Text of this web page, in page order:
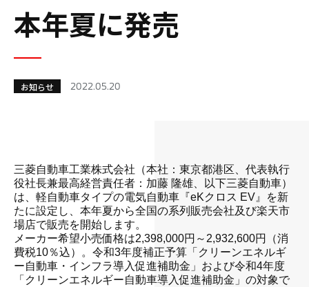
本年夏に発売
お知らせ 2022.05.20
三菱自動車工業株式会社（本社：東京都港区、代表執行
役社長兼最高経営責任者：加藤 隆雄、以下三菱自動車）
は、軽自動車タイプの電気自動車『eKクロス EV』を新
たに設定し、本年夏から全国の系列販売会社及び楽天市
場店で販売を開始します。
メーカー希望小売価格は2,398,000円～2,932,600円（消
費税10％込）。令和3年度補正予算「クリーンエネルギ
ー自動車・インフラ導入促進補助金」および令和4年度
「クリーンエネルギー自動車導入促進補助金」の対象で